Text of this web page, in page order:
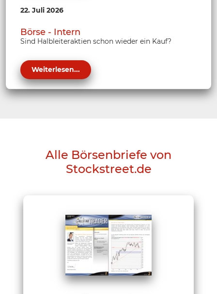
22. Juli 2026
Börse - Intern
Sind Halbleiteraktien schon wieder ein Kauf?
Weiterlesen...
Alle Börsenbriefe von
Stockstreet.de